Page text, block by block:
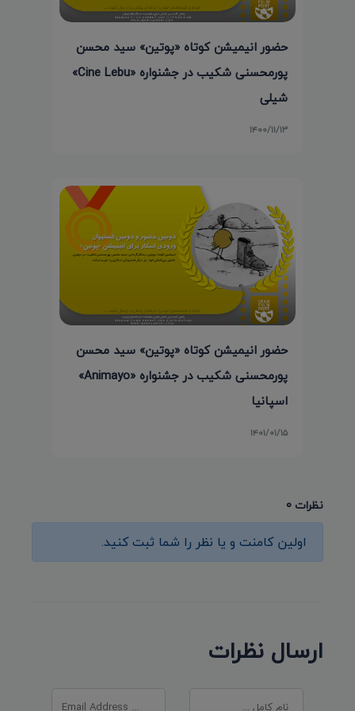
حضور انیمیشن کوتاه «پوتین» سید محسن
پورمحسنی شکیب در جشنواره «Cine Lebu»
شیلی
۱۴۰۰/۱۱/۱۳
حضور انیمیشن کوتاه «پوتین» سید محسن
پورمحسنی شکیب در جشنواره «Animayo»
اسپانیا
۱۴۰۱/۰۱/۱۵
نظرات 0
اولین کامنت و یا نظر را شما ثبت کنید.
ارسال نظرات